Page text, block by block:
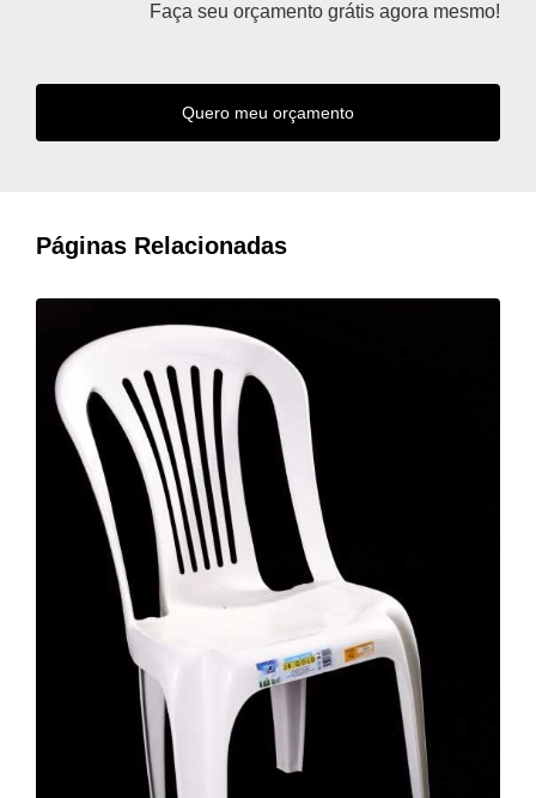
Faça seu orçamento grátis agora mesmo!
Quero meu orçamento
Páginas Relacionadas